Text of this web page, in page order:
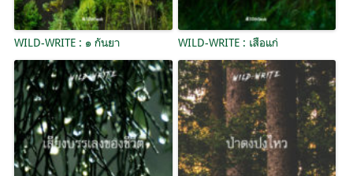
WILD-WRITE : ๑ กันยา WILD-WRITE : เสือแก่